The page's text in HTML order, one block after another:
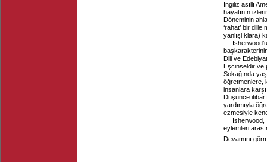
İngiliz asıllı
hayatının
Döneminin
‘rahat’ bir
yanlışlıklara)
Dili ve
Eşcinseldir ve
Sokağında
öğretmenlere,
insanlara
Düşünce
yardımıyla
ezmesiyle
Isherwood,
eylemleri
Devamını